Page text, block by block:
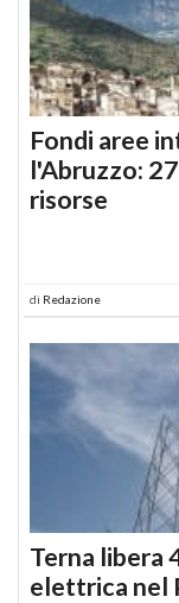
Fondi aree
l'Abruzzo:
risorse
di Redazione
Terna libera
elettrica nel